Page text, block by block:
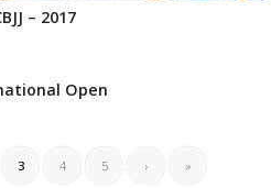
– 2017
Open
3 4 5 › »